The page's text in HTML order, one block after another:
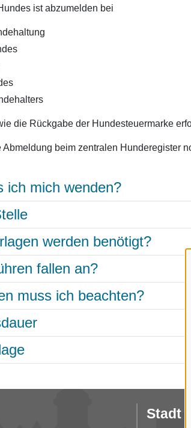
ist abzumelden bei
die Rückgabe der Hundesteuermarke
beim zentralen Hunderegister
ich mich wenden?
werden benötigt?
fallen an?
muss ich beachten?
Stadt